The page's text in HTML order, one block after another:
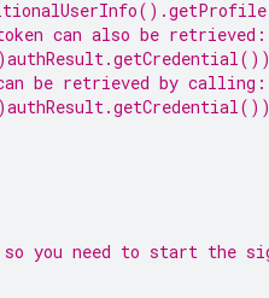
can also be retrieved:
be retrieved by calling:
you need to start the